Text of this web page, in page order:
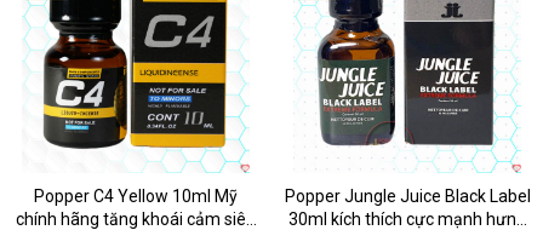
Popper C4 Yellow 10ml Mỹ
chính hãng tăng khoái cảm siêu
Popper Jungle Juice Black Label
30ml kích thích cực mạnh hưng